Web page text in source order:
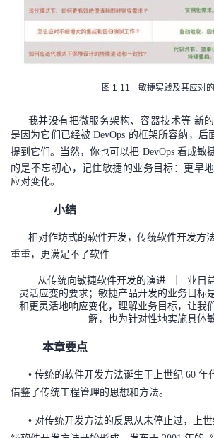
的
课
我
的
证
我
实
验
的
收
术
持
云
建
议
图 1-11 敏捷实践及其应对
我并没有把微服务架构、容器技术等 新
是因为它们已经被DevOps 的框架所容纳，后
提到它们。当然，你也可以把 DevOps 看成敏
的是不忘初心，记住敏捷的业务目标：更早
应对变化。
小结
相对作坊式的软件开发，传统软件开发方
重重，更满足不了软件
从传统向敏捷软件开发的演进 ｜ 业日
灵活应变的要求；敏捷产品开发的业务目标
和更灵活地响应变化，理解业务目标，让我
解，也为针对性地实施具体
本章要点
• 传统的软件开发方法诞生于上世纪 60 年
借鉴了传统工程管理的思想和方法。
• 对传统开发方法的反思从未停止过，上